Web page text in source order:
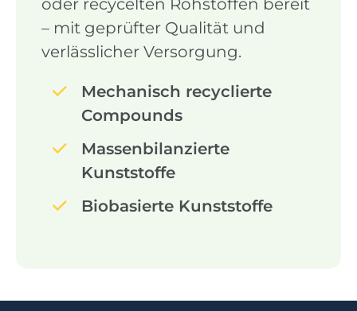
– mit geprüfter Qualität und
verlässlicher Versorgung.
Mechanisch recyclierte
Compounds
Massenbilanzierte
Kunststoffe
Biobasierte Kunststoffe